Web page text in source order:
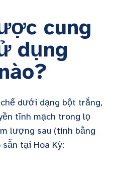
cung
dụng
dưới dạng bột trắng,
tĩnh mạch trong lọ
lượng sau (tính bằng
tại Hoa Kỳ: